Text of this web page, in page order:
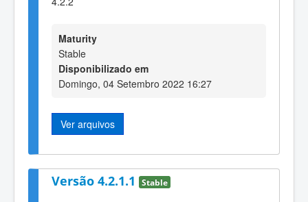
Maturity
Stable
Disponibilizado em
Domingo, 04 Setembro 2022 16:27
Ver arquivos
Versão 4.2.1.1 Stable